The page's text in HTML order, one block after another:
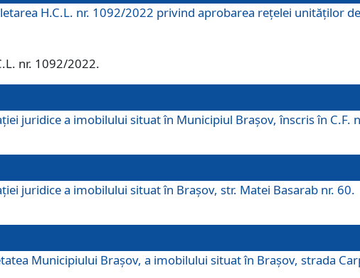
H.C.L. nr. 1092/2022 privind aprobarea rețelei unităților
nr. 1092/2022.
juridice a imobilului situat în Municipiul Brașov, înscris în C.F.
juridice a imobilului situat în Brașov, str. Matei Basarab nr. 60.
Municipiului Brașov, a imobilului situat în Brașov, strada